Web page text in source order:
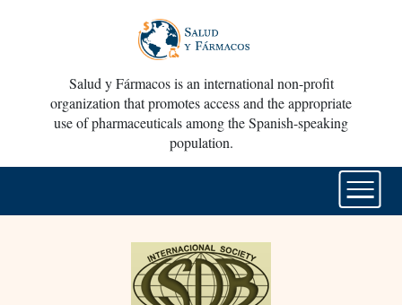
Salud y Fármacos is an international non-profit
organization that promotes access and the appropriate
use of pharmaceuticals among the Spanish-speaking
population.